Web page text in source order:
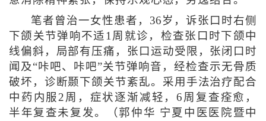
笔者曾治一女性患者，36岁，诉张口时右侧
下颌关节弹响不适1周就诊，检查张口时下颌中
线偏斜，局部有压痛，张口运动受限，张闭口时
闻及“咔吧、咔吧”关节弹响音，经检查示无骨质
破坏，诊断颞下颌关节紊乱。采用手法治疗配合
中药内服2周，症状逐渐减轻，6周复查痊愈，
半年复查未复发。（郭仲华 宁夏中医医院暨中